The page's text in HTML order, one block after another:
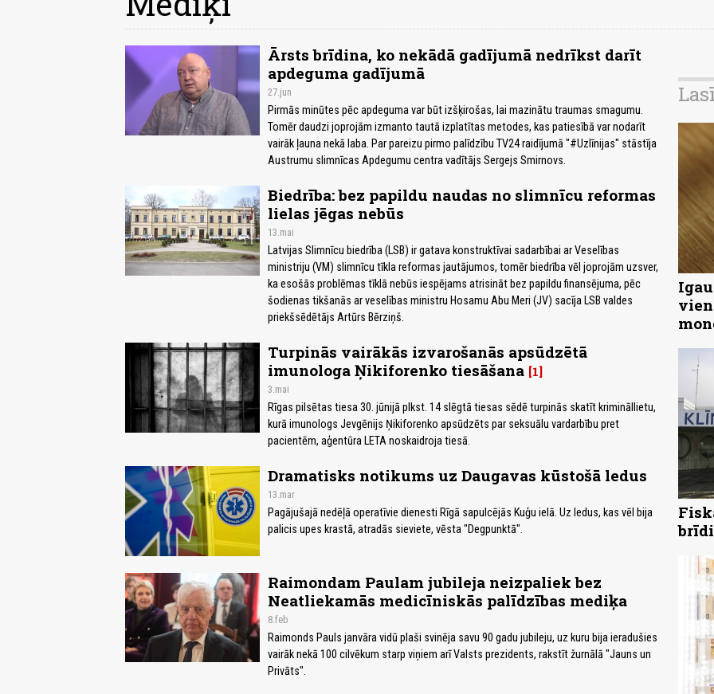
Ārsts brīdina, ko nekādā gadījumā nedrīkst darīt
apdeguma gadījumā
27.jun
Pirmās minūtes pēc apdeguma var būt izšķirošas, lai mazinātu traumas smagumu.
Tomēr daudzi joprojām izmanto tautā izplatītas metodes, kas patiesībā var nodarīt
vairāk ļauna nekā laba. Par pareizu pirmo palīdzību TV24 raidījumā "#Uzlīnijas" stāstīja
Austrumu slimnīcas Apdegumu centra vadītājs Sergejs Smirnovs.
Biedrība: bez papildu naudas no slimnīcu reformas
lielas jēgas nebūs
13.mai
Latvijas Slimnīcu biedrība (LSB) ir gatava konstruktīvai sadarbībai ar Veselības
ministriju (VM) slimnīcu tīkla reformas jautājumos, tomēr biedrība vēl joprojām uzsver,
ka esošās problēmas tīklā nebūs iespējams atrisināt bez papildu finansējuma, pēc
šodienas tikšanās ar veselības ministru Hosamu Abu Meri (JV) sacīja LSB valdes
priekšsēdētājs Artūrs Bērziņš.
Turpinās vairākās izvarošanās apsūdzētā
imunologa Ņikiforenko tiesāšana 1
3.mai
Rīgas pilsētas tiesa 30. jūnijā plkst. 14 slēgtā tiesas sēdē turpinās skatīt krimināllietu,
kurā imunologs Jevgēnijs Ņikiforenko apsūdzēts par seksuālu vardarbību pret
pacientēm, aģentūra LETA noskaidroja tiesā.
Dramatisks notikums uz Daugavas kūstošā ledus
13.mar
Pagājušajā nedēļā operatīvie dienesti Rīgā sapulcējās Kuģu ielā. Uz ledus, kas vēl bija
palicis upes krastā, atradās sieviete, vēsta "Degpunktā".
Raimondam Paulam jubileja neizpaliek bez
Neatliekamās medicīniskās palīdzības mediķa
8.feb
Raimonds Pauls janvāra vidū plaši svinēja savu 90 gadu jubileju, uz kuru bija ieradušies
vairāk nekā 100 cilvēkum starp viņiem arī Valsts prezidents, rakstīt žurnālā "Jauns un
Privāts".